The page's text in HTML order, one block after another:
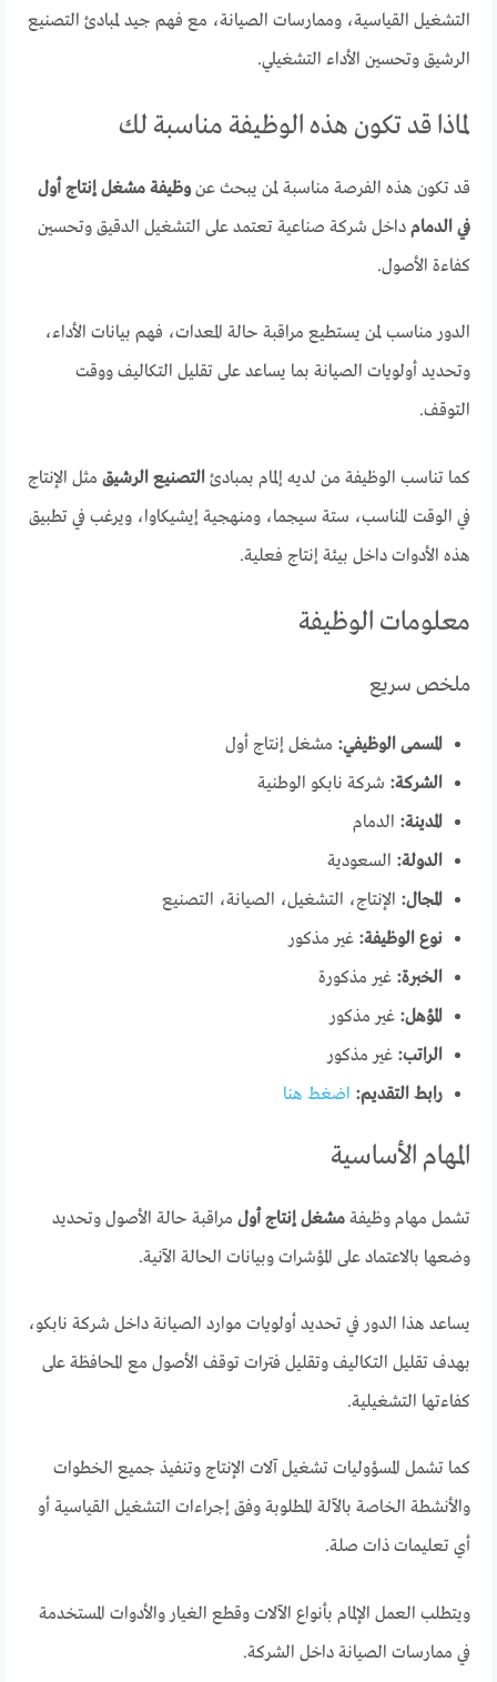
التشغيل القياسية، وممارسات الصيانة، مع فهم جيد لمبادئ التصنيع
الرشيق وتحسين الأداء التشغيلي.
لماذا قد تكون هذه الوظيفة مناسبة لك
قد تكون هذه الفرصة مناسبة لمن يبحث عنوظيفة مشغل إنتاج أول
في الدمام داخل شركة صناعية تعتمد على التشغيل الدقيق وتحسين
كفاءة الأصول.
الدور مناسب لمن يستطيع مراقبة حالة المعدات، فهم بيانات الأداء،
وتحديد أولويات الصيانة بما يساعد على تقليل التكاليف ووقت
التوقف.
كما تناسب الوظيفة من لديه إلمام بمبادئالتصنيع الرشيق مثل الإنتاج
في الوقت المناسب، ستة سيجما، ومنهجية إيشيكاوا، ويرغب في تطبيق
هذه الأدوات داخل بيئة إنتاج فعلية.
معلومات الوظيفة
ملخص سريع
المسمى الوظيفي: مشغل إنتاج أول
الشركة: شركة نابكو الوطنية
المدينة: الدمام
الدولة: السعودية
المجال: الإنتاج، التشغيل، الصيانة، التصنيع
نوع الوظيفة: غير مذكور
الخبرة: غير مذكورة
المؤهل: غير مذكور
الراتب: غير مذكور
رابط التقديم: اضغط هنا
المهام الأساسية
تشمل مهام وظيفةمشغل إنتاج أول مراقبة حالة الأصول وتحديد
وضعها بالاعتماد على المؤشرات وبيانات الحالة الآنية.
يساعد هذا الدور في تحديد أولويات موارد الصيانة داخل شركة نابكو،
بهدف تقليل التكاليف وتقليل فترات توقف الأصول مع المحافظة على
كفاءتها التشغيلية.
كما تشمل المسؤوليات تشغيل آلات الإنتاج وتنفيذ جميع الخطوات
والأنشطة الخاصة بالآلة المطلوبة وفق إجراءات التشغيل القياسية أو
أي تعليمات ذات صلة.
ويتطلب العمل الإلمام بأنواع الآلات وقطع الغيار والأدوات المستخدمة
في ممارسات الصيانة داخل الشركة.